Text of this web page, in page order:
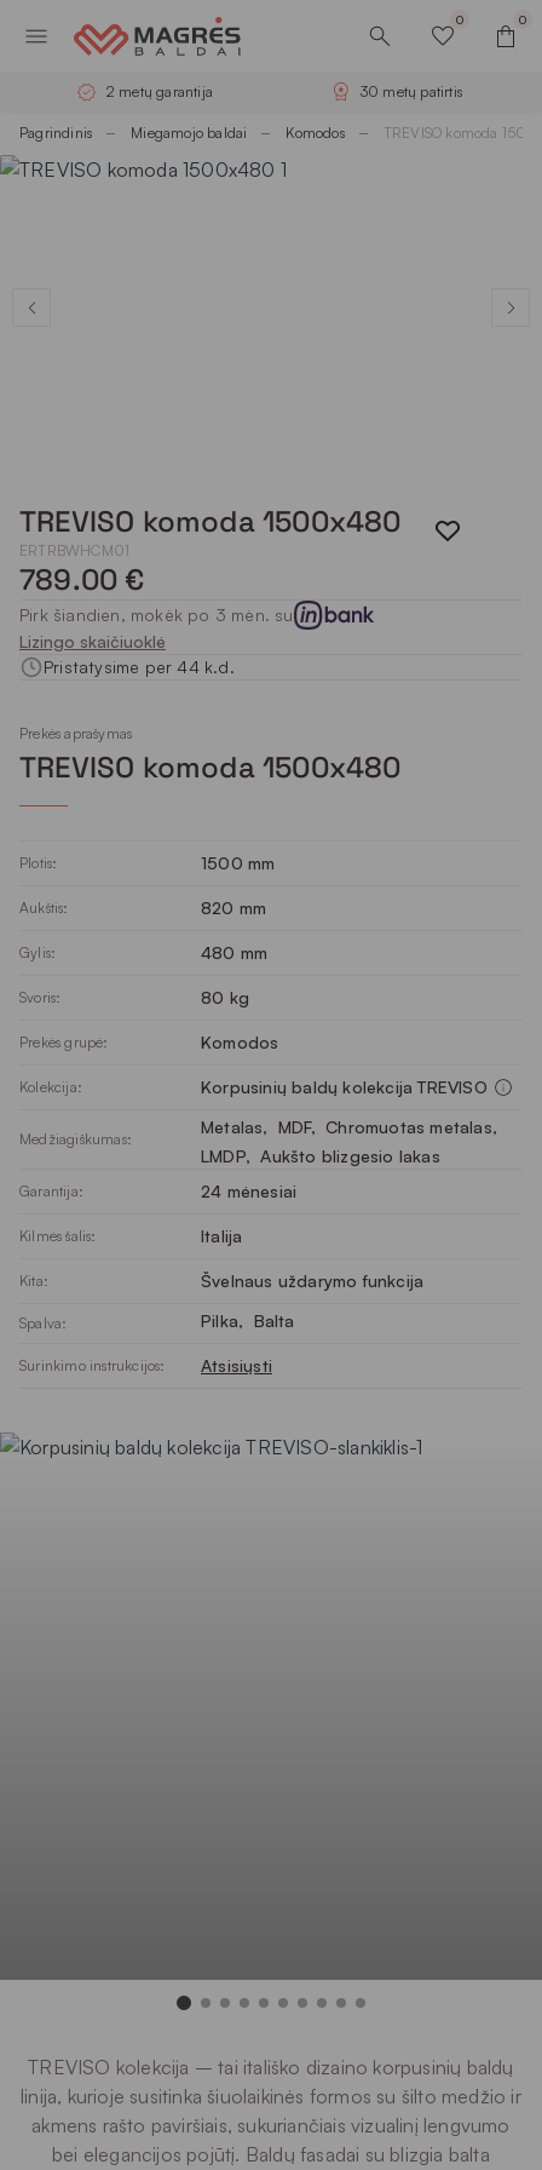
0 0
2 metų garantija 30 metų patirtis
Pagrindinis Miegamojo baldai Komodos TREVISO komoda
TREVISO komoda 1500x480
ERTRBWHCM01
789.00 €
Pirk šiandien, mokėk po 3 mėn. su
Lizingo skaičiuoklė
Pristatysime per 44 k.d.
Prekės aprašymas
TREVISO komoda 1500x480
Plotis: 1500 mm
Aukštis: 820 mm
Gylis: 480 mm
Svoris: 80 kg
Prekės grupė: Komodos
Kolekcija: Korpusinių baldų kolekcija TREVISO
Medžiagiškumas:
Metalas, MDF, Chromuotas metalas,
LMDP, Aukšto blizgesio lakas
Garantija: 24 mėnesiai
Kilmės šalis: Italija
Kita: Švelnaus uždarymo funkcija
Spalva: Pilka, Balta
Surinkimo instrukcijos: Atsisiųsti
TREVISO kolekcija – tai itališko dizaino korpusinių baldų
linija, kurioje susitinka šiuolaikinės formos su šilto medžio ir
akmens rašto paviršiais, sukuriančiais vizualinį lengvumo
bei elegancijos pojūtį. Baldų fasadai su blizgia balta